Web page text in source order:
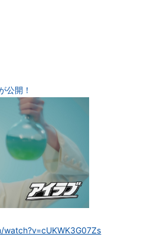
公開！